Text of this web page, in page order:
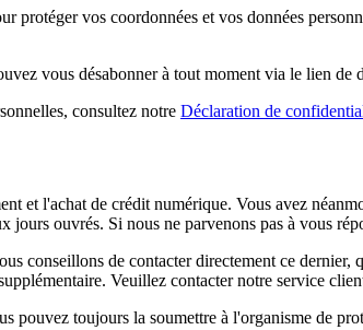
protéger vos coordonnées et vos données
vous désabonner à tout moment via le lien de
consultez notre Déclaration de
et l'achat de crédit numérique. Vous avez
ouvrés. Si nous ne parvenons pas à vous
conseillons de contacter directement ce
Veuillez contacter notre service
pouvez toujours la soumettre à l'organisme de